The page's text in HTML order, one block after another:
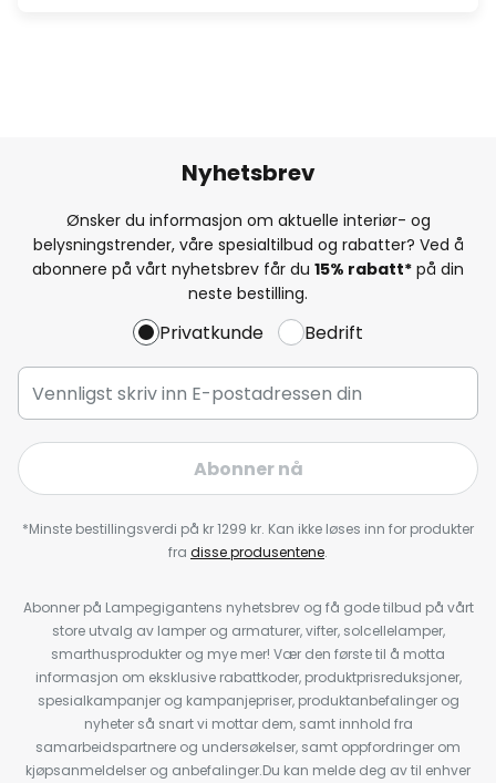
Nyhetsbrev
Ønsker du informasjon om aktuelle interiør- og
belysningstrender, våre spesialtilbud og rabatter? Ved å
abonnere på vårt nyhetsbrev får du 15% rabatt* på din
neste bestilling.
Privatkunde Bedrift
Abonner nå
*Minste bestillingsverdi på kr 1299 kr. Kan ikke løses inn for produkter
fra disse produsentene.
Abonner på Lampegigantens nyhetsbrev og få gode tilbud på vårt
store utvalg av lamper og armaturer, vifter, solcellelamper,
smarthusprodukter og mye mer! Vær den første til å motta
informasjon om eksklusive rabattkoder, produktprisreduksjoner,
spesialkampanjer og kampanjepriser, produktanbefalinger og
nyheter så snart vi mottar dem, samt innhold fra
samarbeidspartnere og undersøkelser, samt oppfordringer om
kjøpsanmeldelser og anbefalinger.Du kan melde deg av til enhver